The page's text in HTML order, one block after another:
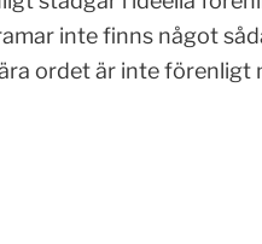
inte finns något
ordet är inte förenligt